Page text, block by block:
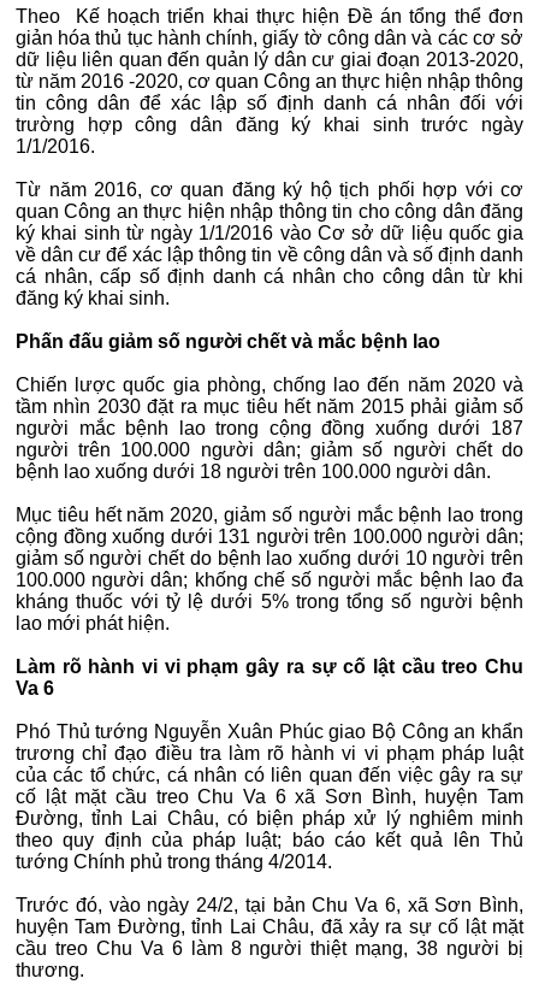
Theo Kế hoạch triển khai thực hiện Đề án tổng thể đơn
giản hóa thủ tục hành chính, giấy tờ công dân và các cơ sở
dữ liệu liên quan đến quản lý dân cư giai đoạn 2013-2020,
từ năm 2016 -2020, cơ quan Công an thực hiện nhập thông
tin công dân để xác lập số định danh cá nhân đối với
trường hợp công dân đăng ký khai sinh trước ngày
1/1/2016.
Từ năm 2016, cơ quan đăng ký hộ tịch phối hợp với cơ
quan Công an thực hiện nhập thông tin cho công dân đăng
ký khai sinh từ ngày 1/1/2016 vào Cơ sở dữ liệu quốc gia
về dân cư để xác lập thông tin về công dân và số định danh
cá nhân, cấp số định danh cá nhân cho công dân từ khi
đăng ký khai sinh.
Phấn đấu giảm số người chết và mắc bệnh lao
Chiến lược quốc gia phòng, chống lao đến năm 2020 và
tầm nhìn 2030 đặt ra mục tiêu hết năm 2015 phải giảm số
người mắc bệnh lao trong cộng đồng xuống dưới 187
người trên 100.000 người dân; giảm số người chết do
bệnh lao xuống dưới 18 người trên 100.000 người dân.
Mục tiêu hết năm 2020, giảm số người mắc bệnh lao trong
cộng đồng xuống dưới 131 người trên 100.000 người dân;
giảm số người chết do bệnh lao xuống dưới 10 người trên
100.000 người dân; khống chế số người mắc bệnh lao đa
kháng thuốc với tỷ lệ dưới 5% trong tổng số người bệnh
lao mới phát hiện.
Làm rõ hành vi vi phạm gây ra sự cố lật cầu treo Chu
Va 6
Phó Thủ tướng Nguyễn Xuân Phúc giao Bộ Công an khẩn
trương chỉ đạo điều tra làm rõ hành vi vi phạm pháp luật
của các tổ chức, cá nhân có liên quan đến việc gây ra sự
cố lật mặt cầu treo Chu Va 6 xã Sơn Bình, huyện Tam
Đường, tỉnh Lai Châu, có biện pháp xử lý nghiêm minh
theo quy định của pháp luật; báo cáo kết quả lên Thủ
tướng Chính phủ trong tháng 4/2014.
Trước đó, vào ngày 24/2, tại bản Chu Va 6, xã Sơn Bình,
huyện Tam Đường, tỉnh Lai Châu, đã xảy ra sự cố lật mặt
cầu treo Chu Va 6 làm 8 người thiệt mạng, 38 người bị
thương.